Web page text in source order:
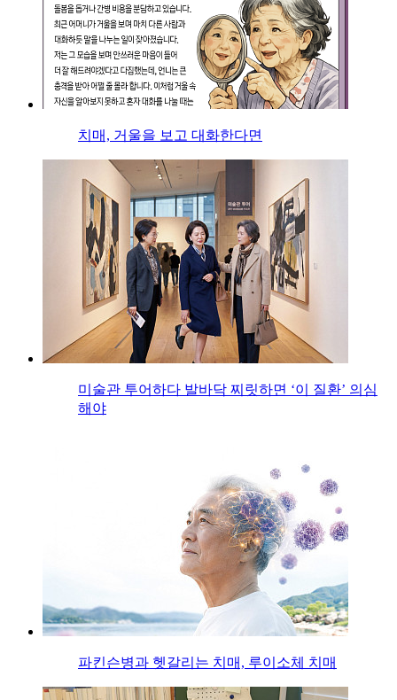
치매, 거울을 보고 대화한다면
미술관 투어하다 발바닥 찌릿하면 ‘이 질환’ 의심
해야
파킨슨병과 헷갈리는 치매, 루이소체 치매